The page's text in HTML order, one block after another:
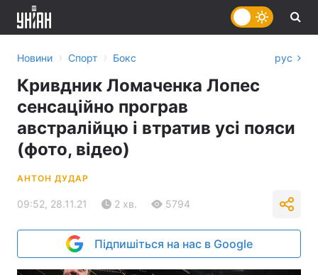
Новини › Спорт › Бокс рус
Кривдник Ломаченка Лопес
сенсаційно програв
австралійцю і втратив усі пояси
(фото, відео)
АНТОН ДУДАР
09:52, 28.11.21 2 хв. 5794
Підпишіться на нас в Google